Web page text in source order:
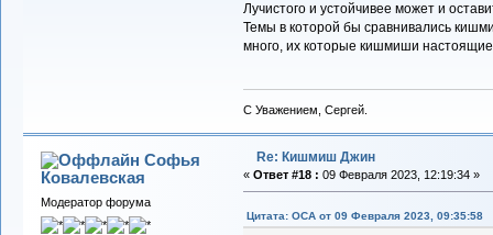
Лучистого и устойчивее может и
Темы в которой бы сравнивались
много, их которые кишмиши настоящие
С Уважением, Сергей.
Софья
Ковалевская
Модератор форума
Re: Кишмиш Джин
« Ответ #18 : 09 Февраля 2023, 12:19:34 »
Цитата: ОСА от 09 Февраля 2023, 09:35:58